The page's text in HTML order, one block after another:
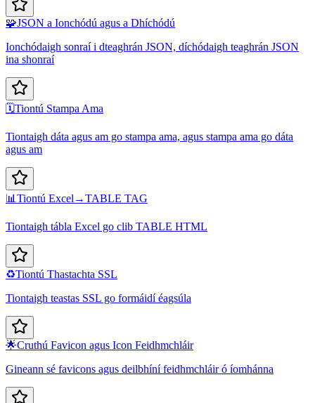
🧩JSON a Ionchódú agus a Dhíchódú
Ionchódaigh sonraí i dteaghrán JSON, díchódaigh teaghrán JSON
ina shonraí
🗓️Tiontú Stampa Ama
Tiontaigh dáta agus am go stampa ama, agus stampa ama go dáta
agus am
📊Tiontú Excel→TABLE TAG
Tiontaigh tábla Excel go clib TABLE HTML
♻️Tiontú Thastachta SSL
Tiontaigh teastas SSL go formáidí éagsúla
🌟Cruthú Favicon agus Icon Feidhmchláir
Gineann sé favicons agus deilbhíní feidhmchláir ó íomhánna